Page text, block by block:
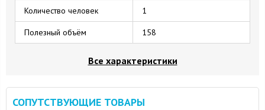
Количество человек 1
Полезный объём 158
Все характеристики
СОПУТСТВУЮЩИЕ ТОВАРЫ